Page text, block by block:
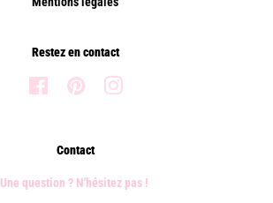
Restez en contact
Facebook Pinterest
Contact
Une question ? N'hésitez pas !